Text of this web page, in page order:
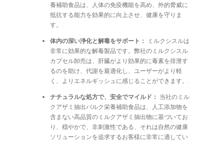
養補助食品は、人体の免疫機能を高め、外的脅威に
抵抗する能力を効果的に向上させ、健康を守りま
す。.
体内の深い浄化と解毒をサポート： ミルクシスルは
非常に効果的な解毒製品です。弊社のミルクシスル
カプセル卸売は、肝臓がより効果的に毒素を排泄す
るのを助け、代謝を最適化し、ユーザーがより軽
く、よりエネルギッシュに感じることができます。.
ナチュラルな処方で、安全でマイルド： 当社のミル
クアザミ抽出バルク栄養補助食品は、人工添加物を
含まない高品質のミルクアザミ抽出物に基づいてお
り、穏やかで、非刺激性である、それは自然の健康
ソリューションを追求するお客様に非常に適してい